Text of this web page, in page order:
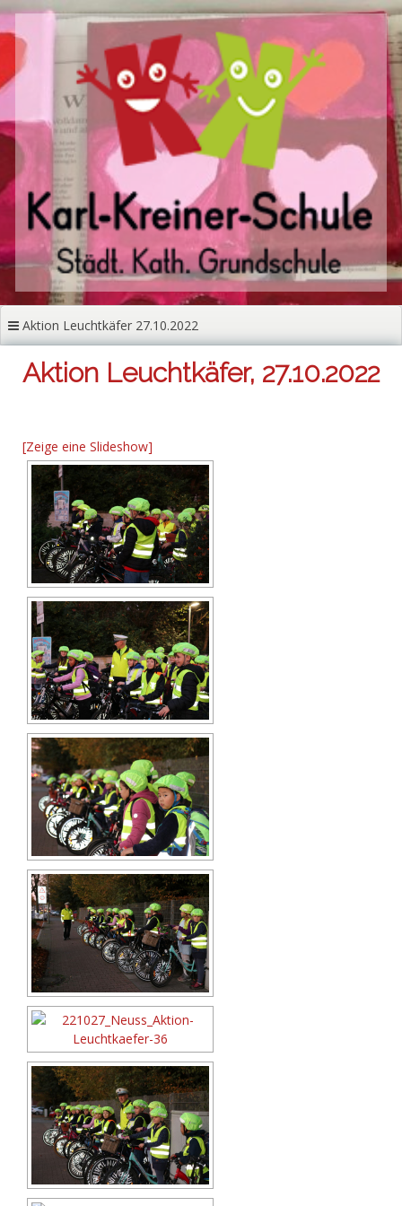
Zum
Inhalt
springen
Aktion Leuchtkäfer 27.10.2022
Aktion Leuchtkäfer, 27.10.2022
[Zeige eine Slideshow]